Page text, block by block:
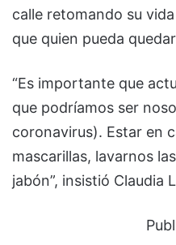
calle retomando su
que quien pueda
“Es importante que
que podríamos ser
coronavirus). Estar en
mascarillas, lavarnos
jabón”, insistió Claudia